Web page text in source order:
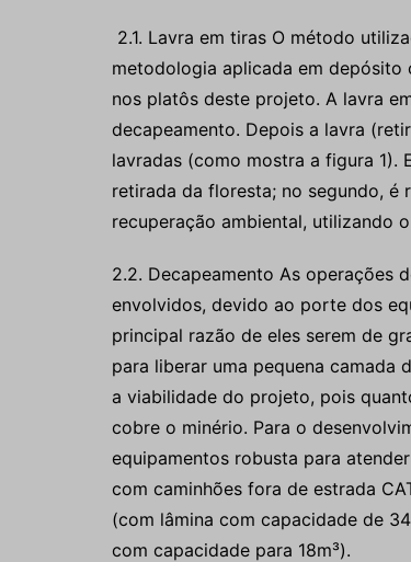
2.1. Lavra em tiras O método
metodologia aplicada em
nos platôs deste projeto. A lavra
decapeamento. Depois a lavra
lavradas (como mostra a figura 1).
retirada da floresta; no segundo, é
recuperação ambiental, utilizando
2.2. Decapeamento As operações
envolvidos, devido ao porte dos
principal razão de eles serem de
para liberar uma pequena camada
a viabilidade do projeto, pois
cobre o minério. Para o
equipamentos robusta para
com caminhões fora de estrada
(com lâmina com capacidade de
com capacidade para 18m³).